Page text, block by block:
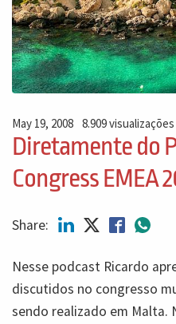
May 19, 2008 8.909 visualizações
Diretamente do
Congress EMEA
Share:
Nesse podcast Ricardo
discutidos no congresso
sendo realizado em Malta.